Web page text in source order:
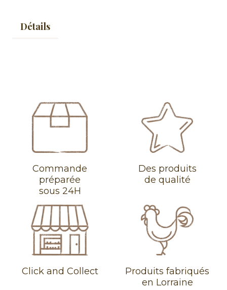
Détails
Commande
préparée
sous 24H
Des produits
de qualité
Click and Collect
Produits fabriqués
en Lorraine